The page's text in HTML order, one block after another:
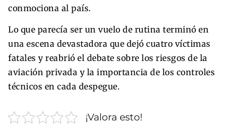
conmociona al país.
Lo que parecía ser un vuelo de rutina terminó en
una escena devastadora que dejó cuatro víctimas
fatales y reabrió el debate sobre los riesgos de la
aviación privada y la importancia de los controles
técnicos en cada despegue.
¡Valora esto!